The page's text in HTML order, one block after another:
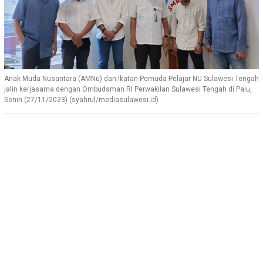
Anak Muda Nusantara (AMNu) dan Ikatan Pemuda Pelajar NU Sulawesi Tengah
jalin kerjasama dengan Ombudsman RI Perwakilan Sulawesi Tengah di Palu,
Senin (27/11/2023) (syahrul/mediasulawesi.id)